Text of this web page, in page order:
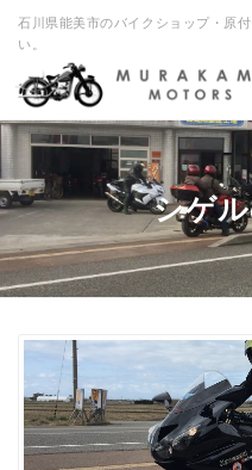
石川県能美市のバイクショップ・原
い。
シゲ